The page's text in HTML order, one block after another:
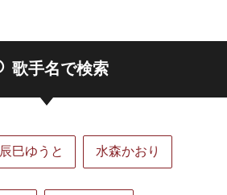
歌手名で検索
辰巳ゆうと 水森かおり